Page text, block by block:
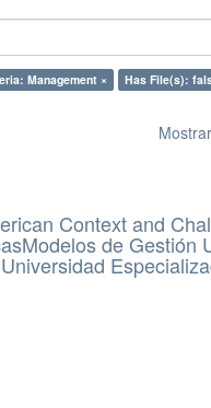
Management ×
Has File(s):
Context and
de Gestión